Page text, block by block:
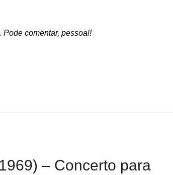
comentar, pessoal!
– Concerto para